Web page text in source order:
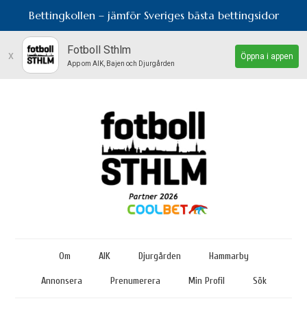
Bettingkollen – jämför Sveriges bästa bettingsidor
x Fotboll Sthlm
App om AIK, Bajen och Djurgården
Öppna i appen
Om AIK Djurgården Hammarby
Annonsera Prenumerera Min Profil Sök